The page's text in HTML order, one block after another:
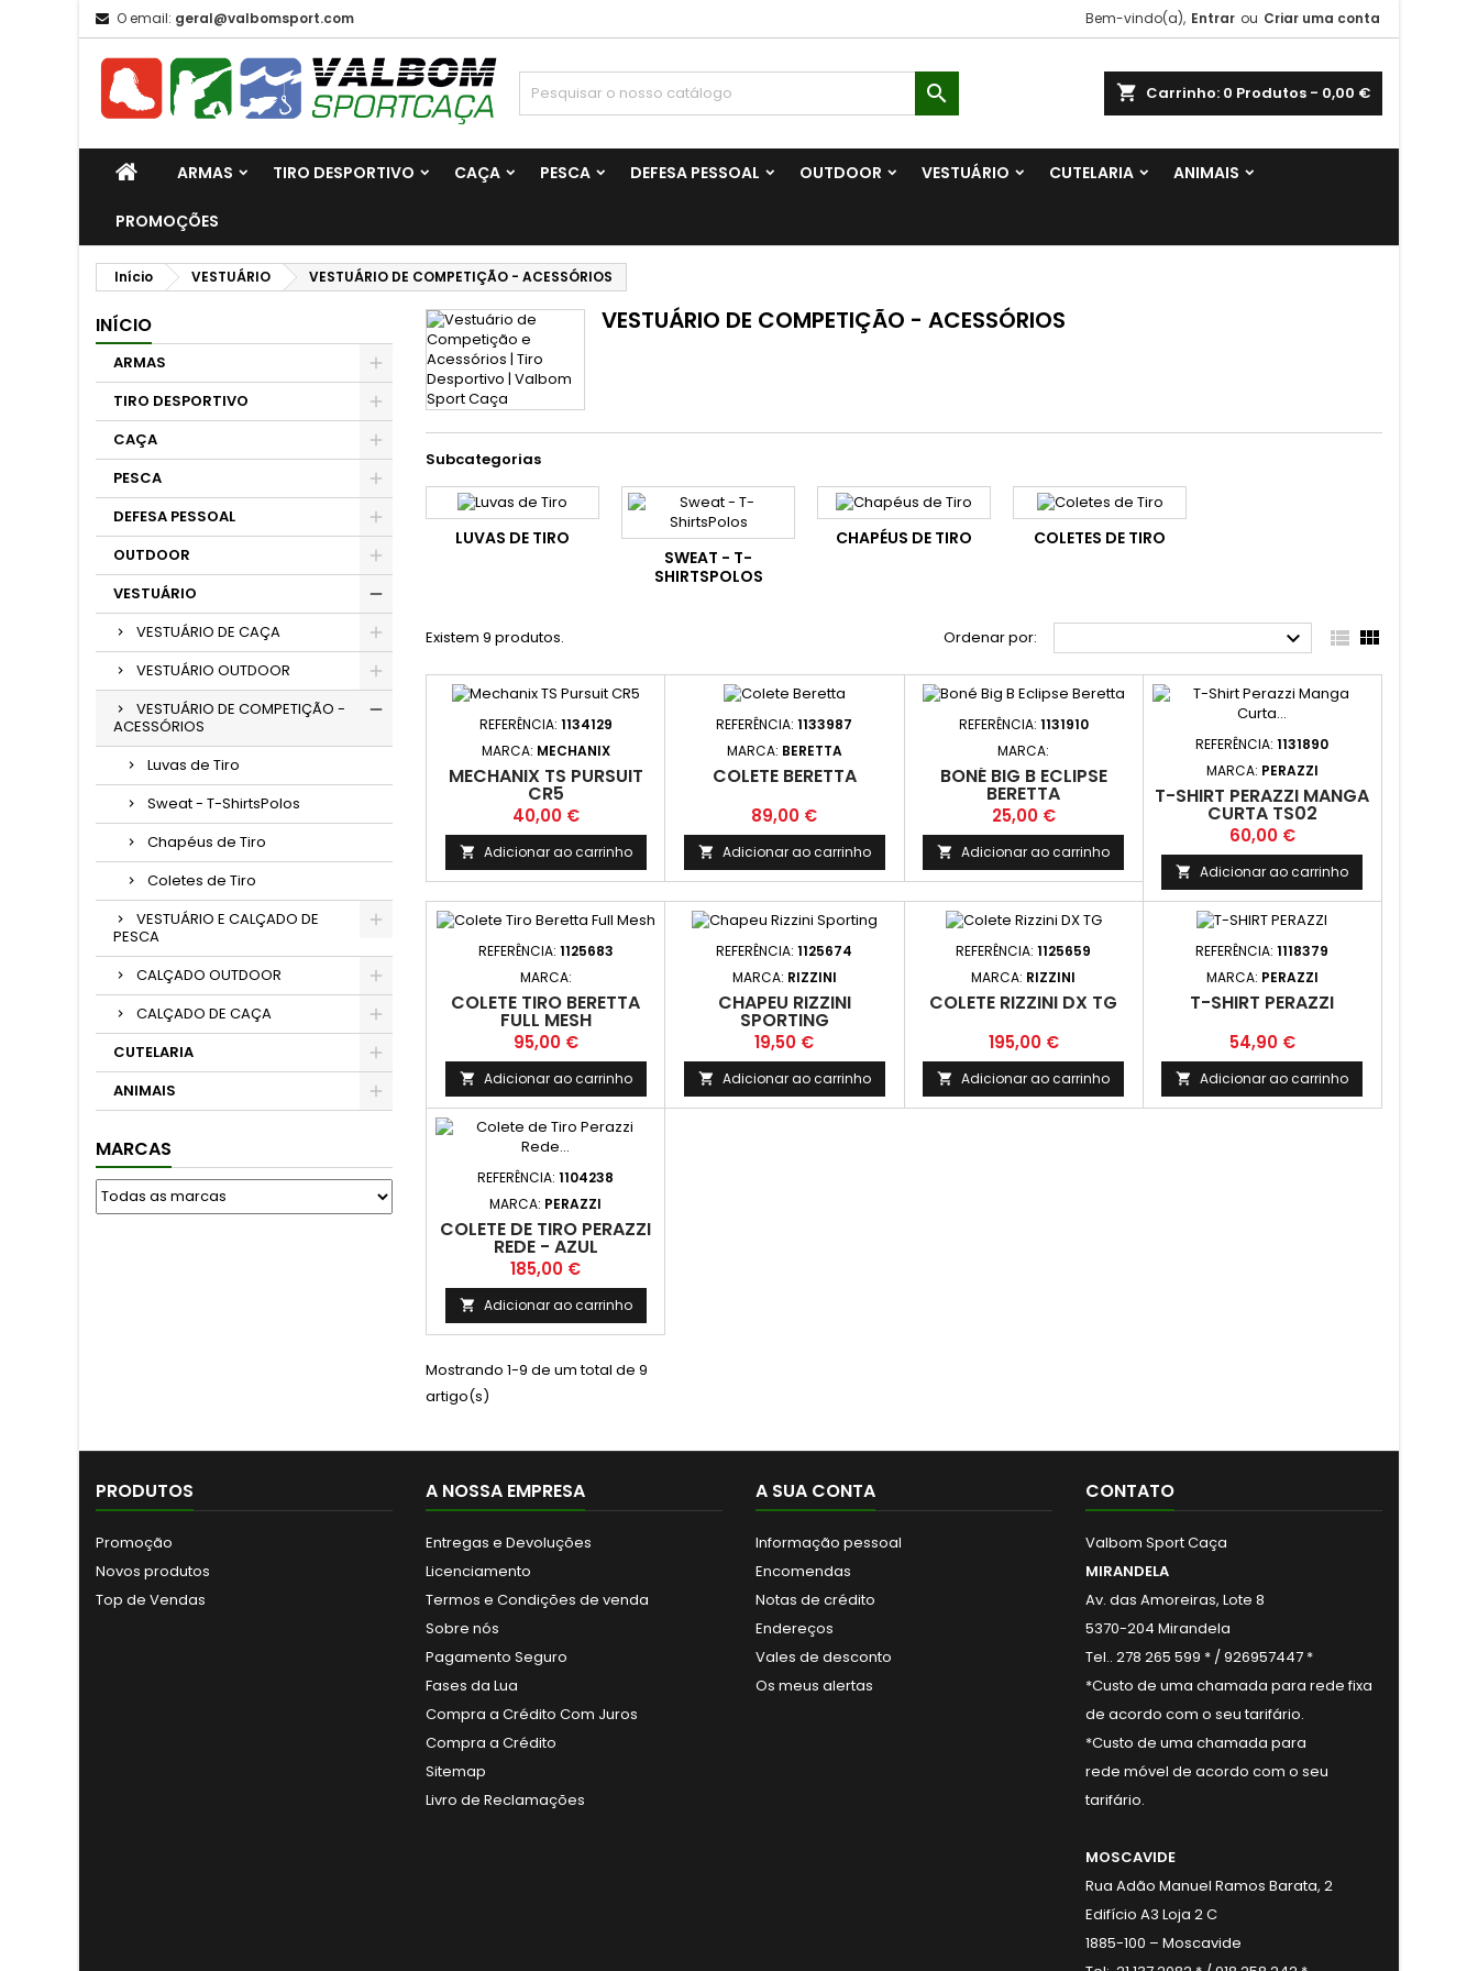
O email: geral@valbomsport.com Bem-vindo(a), Entrar ou Criar uma conta
shopping_cart Carrinho: 0 Produtos - 0,00 €

ARMAS TIRO DESPORTIVO CAÇA PESCA DEFESA PESSOAL OUTDOOR VESTUÁRIO CUTELARIA ANIMAIS
PROMOÇÕES
Início VESTUÁRIO VESTUÁRIO DE COMPETIÇÃO - ACESSÓRIOS
INÍCIO
ARMAS
TIRO DESPORTIVO
CAÇA
PESCA
DEFESA PESSOAL
OUTDOOR
VESTUÁRIO
VESTUÁRIO DE CAÇA
VESTUÁRIO OUTDOOR
VESTUÁRIO DE COMPETIÇÃO -
ACESSÓRIOS
Luvas de Tiro
Sweat - T-ShirtsPolos
Chapéus de Tiro
Coletes de Tiro
VESTUÁRIO E CALÇADO DE
PESCA
CALÇADO OUTDOOR
CALÇADO DE CAÇA
CUTELARIA
ANIMAIS
MARCAS
VESTUÁRIO DE COMPETIÇÃO - ACESSÓRIOS
Subcategorias
LUVAS DE TIRO
SWEAT - T-
SHIRTSPOLOS
CHAPÉUS DE TIRO COLETES DE TIRO
Existem 9 produtos. Ordenar por:   
REFERÊNCIA: 1134129
MARCA: MECHANIX
MECHANIX TS PURSUIT
CR5
Preço
40,00 €
 Adicionar ao carrinho
REFERÊNCIA:1133987
MARCA: BERETTA
COLETE BERETTA
Preço
89,00 €
 Adicionar ao carrinho
REFERÊNCIA: 1131910
MARCA:
BONÉ BIG B ECLIPSE
BERETTA
Preço
25,00 €
 Adicionar ao carrinho
REFERÊNCIA:1131890
MARCA: PERAZZI
T-SHIRT PERAZZI MANGA
CURTA TS02
Preço
60,00 €
 Adicionar ao carrinho
REFERÊNCIA: 1125683
MARCA:
COLETE TIRO BERETTA
FULL MESH
Preço
95,00 €
 Adicionar ao carrinho
REFERÊNCIA:1125674
MARCA: RIZZINI
CHAPEU RIZZINI
SPORTING
Preço
19,50 €
 Adicionar ao carrinho
REFERÊNCIA:1125659
MARCA: RIZZINI
COLETE RIZZINI DX TG
Preço
195,00 €
 Adicionar ao carrinho
REFERÊNCIA:1118379
MARCA: PERAZZI
T-SHIRT PERAZZI
Preço
54,90 €
 Adicionar ao carrinho
REFERÊNCIA:1104238
MARCA: PERAZZI
COLETE DE TIRO PERAZZI
REDE - AZUL
Preço
185,00 €
 Adicionar ao carrinho
Mostrando 1-9 de um total de 9
artigo(s)
PRODUTOS
Promoção
Novos produtos
Top de Vendas
A NOSSA EMPRESA
Entregas e Devoluções
Licenciamento
Termos e Condições de venda
Sobre nós
Pagamento Seguro
Fases da Lua
Compra a Crédito Com Juros
Compra a Crédito
Sitemap
Livro de Reclamações
A SUA CONTA
Informação pessoal
Encomendas
Notas de crédito
Endereços
Vales de desconto
Os meus alertas
CONTATO
Valbom Sport Caça
MIRANDELA
Av. das Amoreiras, Lote 8
5370-204 Mirandela
Tel.. 278 265 599 * / 926957447 *
*Custo de uma chamada para rede fixa
de acordo com o seu tarifário.
*Custo de uma chamada para
rede móvel de acordo com o seu
tarifário.
MOSCAVIDE
Rua Adão Manuel Ramos Barata, 2
Edifício A3 Loja 2 C
1885-100 – Moscavide